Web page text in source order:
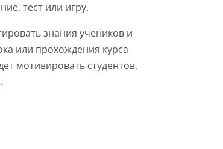
тест или игру.
знания учеников и
или прохождения курса
мотивировать студентов,